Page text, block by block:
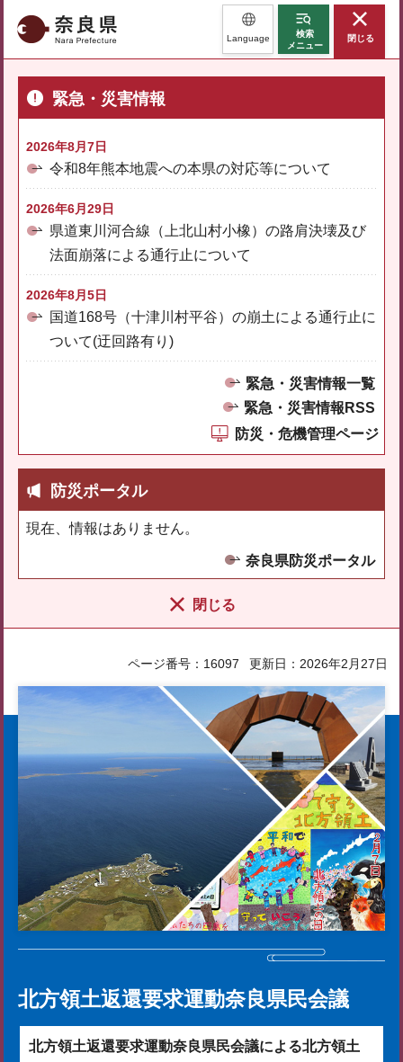
奈良県 Language
検索
メニュー
閉じる
緊急・災害情報
2026年8月7日
令和8年熊本地震への本県の対応等について
2026年6月29日
県道東川河合線（上北山村小橡）の路肩決壊及び
法面崩落による通行止について
2026年8月5日
国道168号（十津川村平谷）の崩土による通行止に
ついて(迂回路有り)
緊急・災害情報一覧
緊急・災害情報RSS
防災・危機管理ページ
防災ポータル
現在、情報はありません。
奈良県防災ポータル
閉じる
ページ番号：16097 更新日：2026年2月27日
北方領土返還要求運動奈良県民会議
北方領土返還要求運動奈良県民会議による北方領土